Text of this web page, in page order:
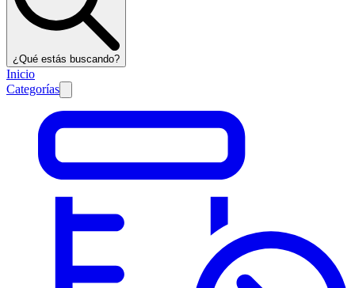
¿Qué estás buscando?
Inicio
Categorías